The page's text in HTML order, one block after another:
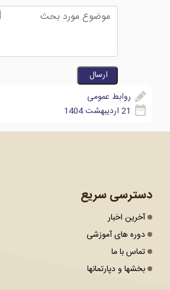
روابط عمومی
دسترسی سریع
آخرین اخبار
دوره های آموزشی
تماس با ما
بخشها و دپارتمانها